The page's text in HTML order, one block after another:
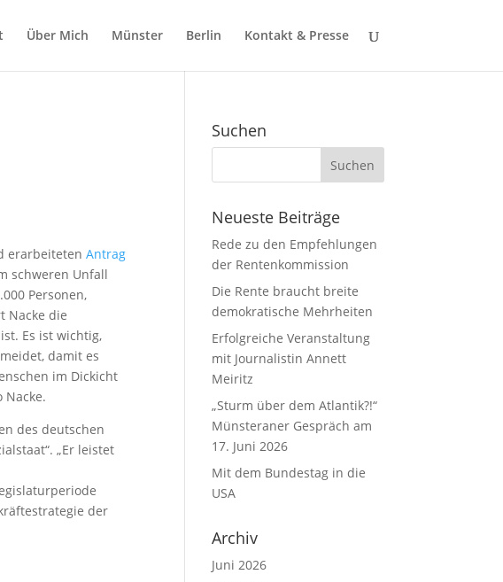
Über Mich Münster Berlin Kontakt & Presse
erarbeitetenAntrag
schweren Unfall
Personen,
Nacke die
Es ist wichtig,
damit es
im Dickicht
des deutschen
„Er leistet
der
Suchen
Neueste Beiträge
Rede zu den Empfehlungen
der Rentenkommission
Die Rente braucht breite
demokratische Mehrheiten
Erfolgreiche Veranstaltung
mit Journalistin Annett
Meiritz
„Sturm über dem Atlantik?!“
Münsteraner Gespräch am
17. Juni 2026
Mit dem Bundestag in die
USA
Archiv
Juni 2026